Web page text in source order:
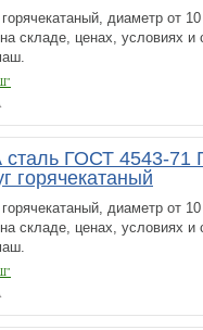
диаметр от
складе, ценах, условиях и
сталь ГОСТ 4543-
горячекатаный
диаметр от
складе, ценах, условиях и